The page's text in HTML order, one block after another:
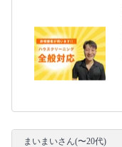
まいまいさん(〜20代)